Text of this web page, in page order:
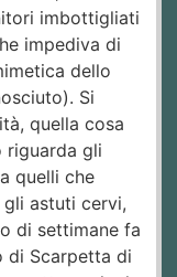
imbottigliati
impediva di
dello
Si
quella cosa
riguarda gli
quelli che
astuti cervi,
di settimane fa
di Scarpetta di